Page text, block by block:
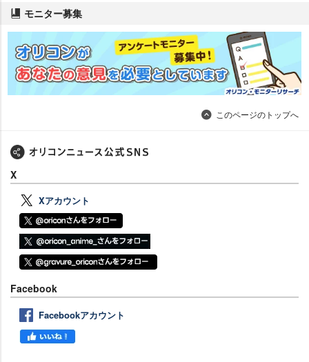
モニター募集
このページのトップへ
X
Xアカウント
Facebook
Facebookアカウント